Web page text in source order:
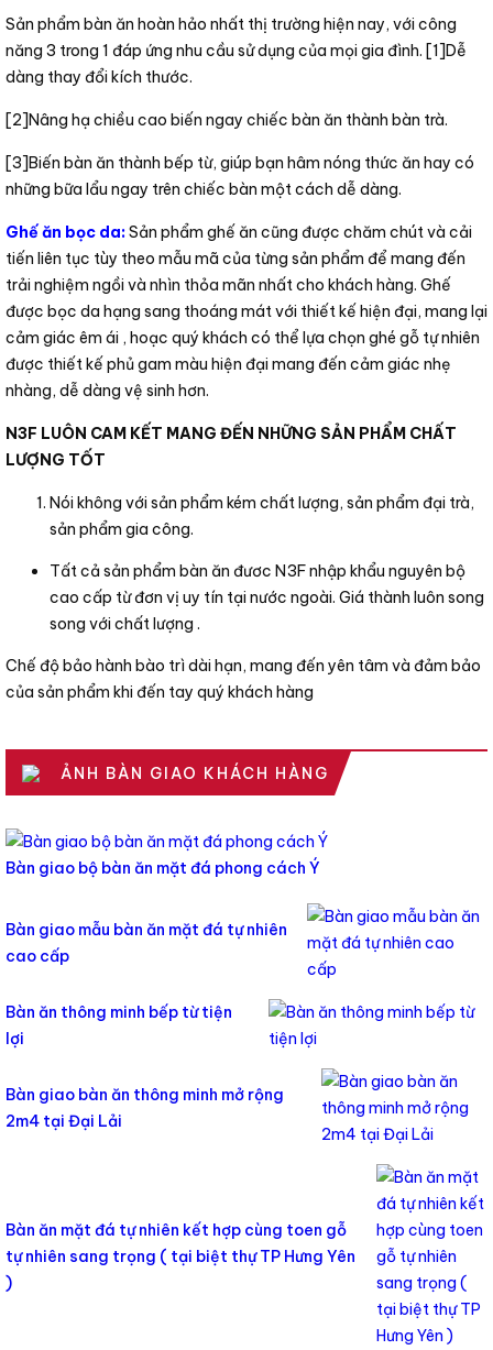
Sản phẩm bàn ăn hoàn hảo nhất thị trường hiện nay, với công
năng 3 trong 1 đáp ứng nhu cầu sử dụng của mọi gia đình. [1]Dễ
dàng thay đổi kích thước.
[2]Nâng hạ chiều cao biến ngay chiếc bàn ăn thành bàn trà.
[3]Biến bàn ăn thành bếp từ, giúp bạn hâm nóng thức ăn hay có
những bữa lẩu ngay trên chiếc bàn một cách dễ dàng.
Ghế ăn bọc da:Sản phẩm ghế ăn cũng được chăm chút và cải
tiến liên tục tùy theo mẫu mã của từng sản phẩm để mang đến
trải nghiệm ngồi và nhìn thỏa mãn nhất cho khách hàng. Ghế
được bọc da hạng sang thoáng mát với thiết kế hiện đại, mang lại
cảm giác êm ái , hoạc quý khách có thể lựa chọn ghé gỗ tự nhiên
được thiết kế phủ gam màu hiện đại mang đến cảm giác nhẹ
nhàng, dễ dàng vệ sinh hơn.
N3F LUÔN CAM KẾT MANG ĐẾN NHỮNG SẢN PHẨM CHẤT
LƯỢNG TỐT
Nói không với sản phẩm kém chất lượng, sản phẩm đại trà,
sản phẩm gia công.
Tất cả sản phẩm bàn ăn đươc N3F nhập khẩu nguyên bộ
cao cấp từ đơn vị uy tín tại nước ngoài. Giá thành luôn song
song với chất lượng .
Chế độ bảo hành bào trì dài hạn, mang đến yên tâm và đảm bảo
của sản phẩm khi đến tay quý khách hàng
ẢNH BÀN GIAO KHÁCH HÀNG
Bàn giao bộ bàn ăn mặt đá phong cách Ý
Bàn giao mẫu bàn ăn mặt đá tự nhiên
cao cấp
Bàn ăn thông minh bếp từ tiện
lợi
Bàn giao bàn ăn thông minh mở rộng
2m4 tại Đại Lải
Bàn ăn mặt đá tự nhiên kết hợp cùng toen gỗ
tự nhiên sang trọng ( tại biệt thự TP Hưng Yên
)